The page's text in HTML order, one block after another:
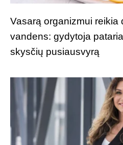
Vasarą organizmui reikia
vandens: gydytoja
skysčių pusiausvyrą